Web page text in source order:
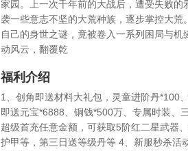
家园。上一次千年前的大战后，遭受失败
袭一些意志不坚的大荒种族，逐步掌控大
自己的身世之谜，竟被卷入一系列困局与
动风云，翻覆乾
福利介绍
1、创角即送材料大礼包，灵童进阶丹*100
即送元宝*6888、铜钱*500万、专属时装、
超级首充任意金额，可获取5阶红二星武器
护甲等，第三日送等级丹等 4、新服秒杀